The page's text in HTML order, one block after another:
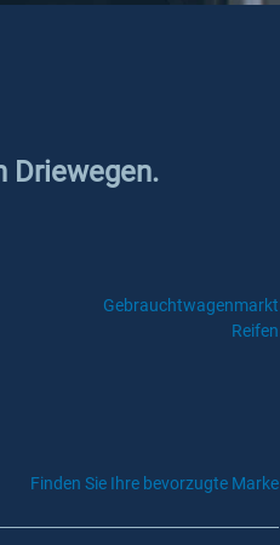
Driewegen.
Gebrauchtwagenmarkt
Reifen
Finden Sie Ihre bevorzugte Marke